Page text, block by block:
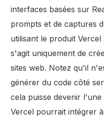
interfaces basées sur
prompts et de captures
utilisant le produit
s'agit uniquement de
sites web. Notez qu'il
générer du code côté
cela puisse devenir
Vercel pourrait intégrer